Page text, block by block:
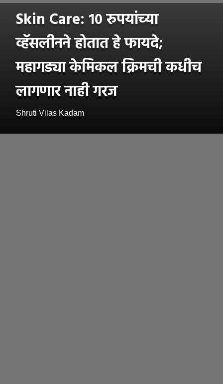
Skin Care: १० रुपयांच्या
व्हॅसलीनने होतात हे फायदे;
महागड्या केमिकल क्रिमची कधीच
लागणार नाही गरज
Shruti Vilas Kadam